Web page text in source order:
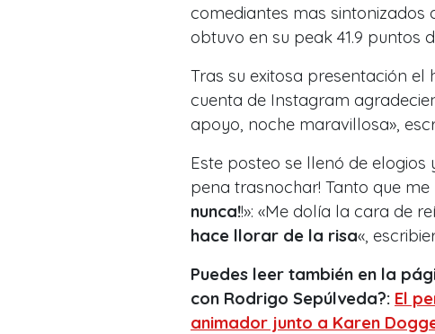
comediantes mas sintonizados
obtuvo en su peak 41.9 puntos
Tras su exitosa presentación
cuenta de Instagram
apoyo, noche maravillosa»,
Este posteo se llenó de elogios
pena trasnochar! Tanto que me
nunca!!»: «Me dolía la cara de
hace llorar de la risa«,
Puedes leer también en la
con Rodrigo Sepúlveda?: El
animador junto a Karen